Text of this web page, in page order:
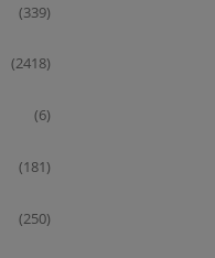
(339)
(2418)
(6)
(181)
(250)